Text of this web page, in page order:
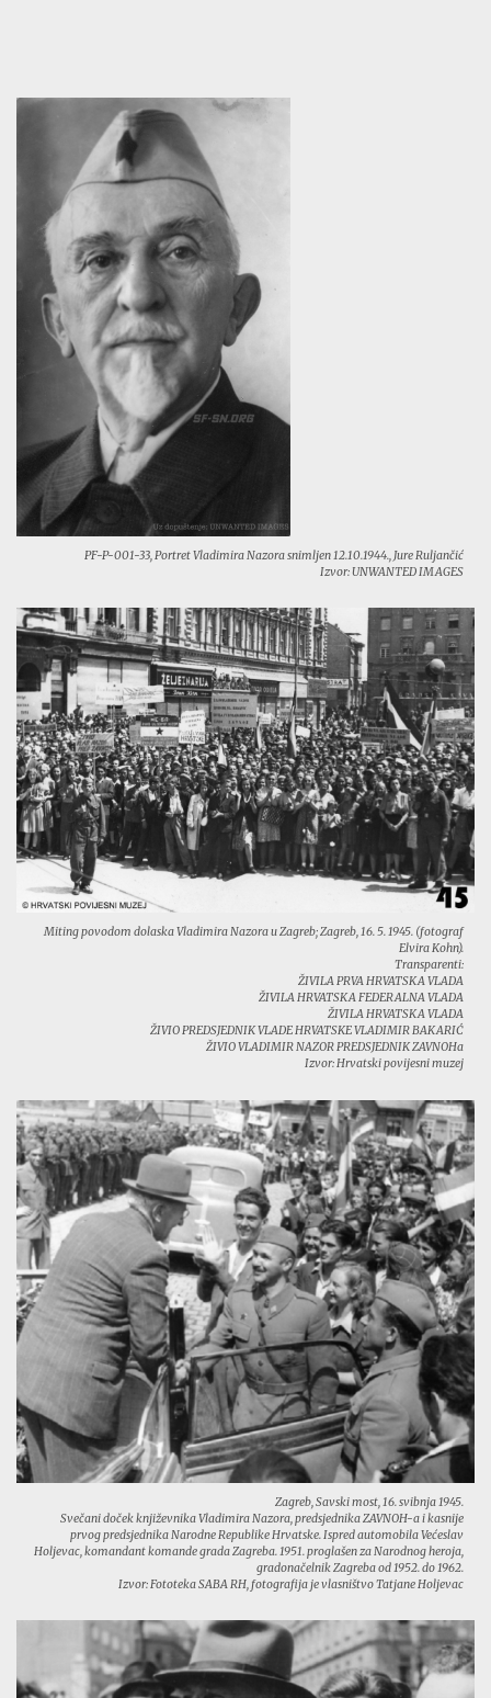
PF-P-001-33, Portret Vladimira Nazora snimljen 12.10.1944., Jure Ruljančić
Izvor: UNWANTED IMAGES
Miting povodom dolaska Vladimira Nazora u Zagreb; Zagreb, 16. 5. 1945. (fotograf
Elvira Kohn).
Transparenti:
ŽIVILA PRVA HRVATSKA VLADA
ŽIVILA HRVATSKA FEDERALNA VLADA
ŽIVILA HRVATSKA VLADA
ŽIVIO PREDSJEDNIK VLADE HRVATSKE VLADIMIR BAKARIĆ
ŽIVIO VLADIMIR NAZOR PREDSJEDNIK ZAVNOHa
Izvor: Hrvatski povijesni muzej
Zagreb, Savski most, 16. svibnja 1945.
Svečani doček književnika Vladimira Nazora, predsjednika ZAVNOH-a i kasnije
prvog predsjednika Narodne Republike Hrvatske. Ispred automobila Većeslav
Holjevac, komandant komande grada Zagreba. 1951. proglašen za Narodnog heroja,
gradonačelnik Zagreba od 1952. do 1962.
Izvor: Fototeka SABA RH, fotografija je vlasništvo Tatjane Holjevac